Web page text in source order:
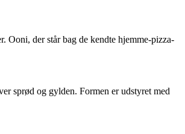
Ooni, der står bag de kendte hjemme-pizza-
sprød og gylden. Formen er udstyret med